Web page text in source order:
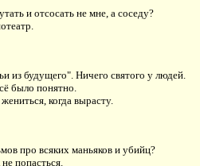
и отсосать не мне, а соседу?
из будущего". Ничего святого у людей.
было понятно.
когда вырасту.
про всяких маньяков и убийц?
попасться.